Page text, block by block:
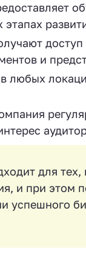
и
любых
для тех,
и при этом
успешного